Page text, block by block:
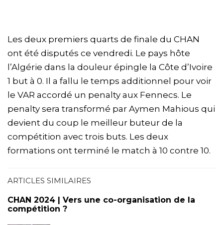
Les deux premiers quarts de finale du CHAN
ont été disputés ce vendredi. Le pays hôte
l’Algérie dans la douleur épingle la Côte d’Ivoire
1 but à 0. Il a fallu le temps additionnel pour voir
le VAR accordé un penalty aux Fennecs. Le
penalty sera transformé par Aymen Mahious qui
devient du coup le meilleur buteur de la
compétition avec trois buts. Les deux
formations ont terminé le match à 10 contre 10.
ARTICLES SIMILAIRES
CHAN 2024 | Vers une co-organisation de la
compétition ?